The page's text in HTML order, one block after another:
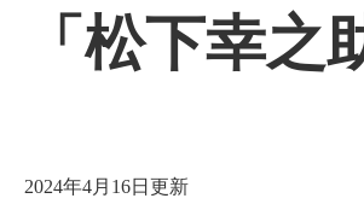
「松下幸
2024年4月16日更新